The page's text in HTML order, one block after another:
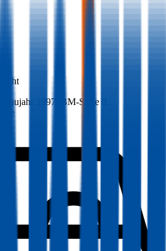
1997,
BM-Stufe